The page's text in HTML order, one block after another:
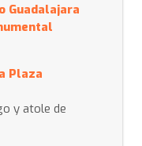
Guadalajara
Plaza
y atole de